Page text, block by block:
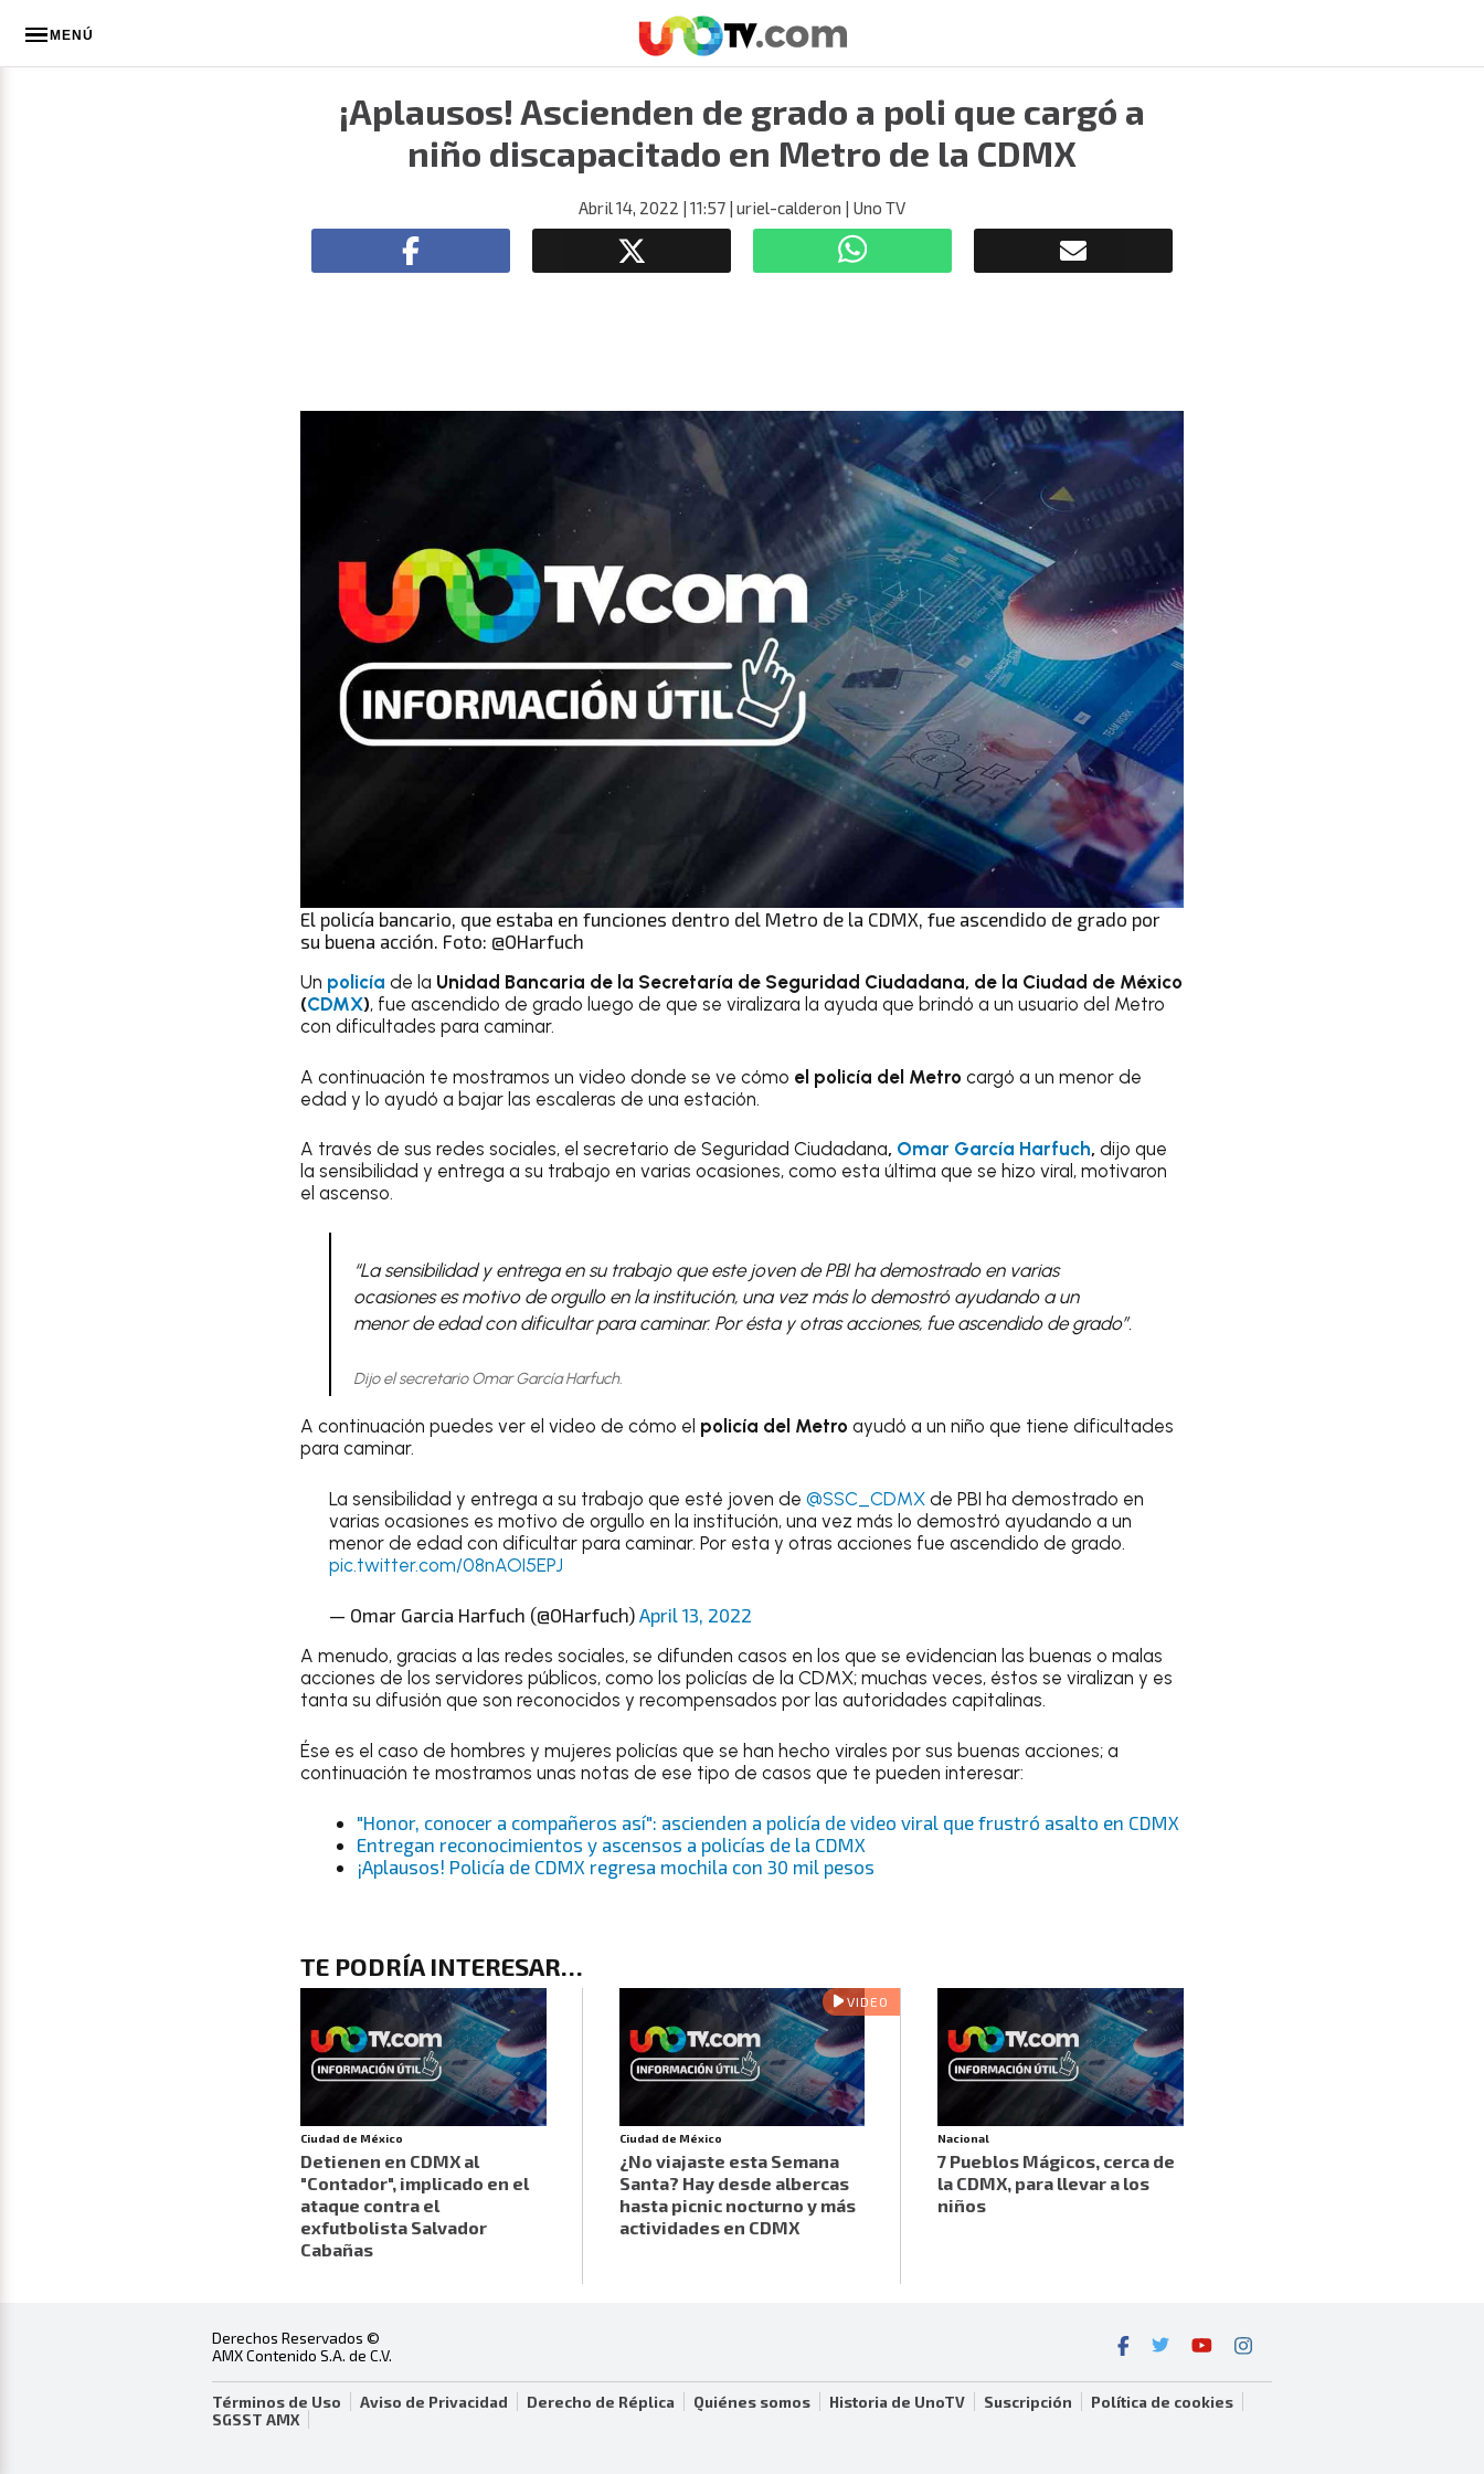
MENÚ
¡Aplausos! Ascienden de grado a poli que cargó a
niño discapacitado en Metro de la CDMX
Abril 14, 2022 | 11:57 | uriel-calderon | Uno TV
El policía bancario, que estaba en funciones dentro del Metro de la CDMX, fue ascendido de grado por
su buena acción. Foto: @OHarfuch
Un policía de la Unidad Bancaria de la Secretaría de Seguridad Ciudadana, de la Ciudad de México
(CDMX), fue ascendido de grado luego de que se viralizara la ayuda que brindó a un usuario del Metro
con dificultades para caminar.
A continuación te mostramos un video donde se ve cómo el policía del Metro cargó a un menor de
edad y lo ayudó a bajar las escaleras de una estación.
A través de sus redes sociales, el secretario de Seguridad Ciudadana, Omar García Harfuch, dijo que
la sensibilidad y entrega a su trabajo en varias ocasiones, como esta última que se hizo viral, motivaron
el ascenso.
“La sensibilidad y entrega en su trabajo que este joven de PBI ha demostrado en varias
ocasiones es motivo de orgullo en la institución, una vez más lo demostró ayudando a un
menor de edad con dificultar para caminar. Por ésta y otras acciones, fue ascendido de grado”.
Dijo el secretario Omar García Harfuch.
A continuación puedes ver el video de cómo el policía del Metro ayudó a un niño que tiene dificultades
para caminar.
La sensibilidad y entrega a su trabajo que esté joven de @SSC_CDMXde PBI ha demostrado en
varias ocasiones es motivo de orgullo en la institución, una vez más lo demostró ayudando a un
menor de edad con dificultar para caminar. Por esta y otras acciones fue ascendido de grado.
pic.twitter.com/08nAOI5EPJ
— Omar Garcia Harfuch (@OHarfuch) April 13, 2022
A menudo, gracias a las redes sociales, se difunden casos en los que se evidencian las buenas o malas
acciones de los servidores públicos, como los policías de la CDMX; muchas veces, éstos se viralizan y es
tanta su difusión que son reconocidos y recompensados por las autoridades capitalinas.
Ése es el caso de hombres y mujeres policías que se han hecho virales por sus buenas acciones; a
continuación te mostramos unas notas de ese tipo de casos que te pueden interesar:
"Honor, conocer a compañeros así": ascienden a policía de video viral que frustró asalto en CDMX
Entregan reconocimientos y ascensos a policías de la CDMX
¡Aplausos! Policía de CDMX regresa mochila con 30 mil pesos
TE PODRÍA INTERESAR…
Ciudad de México
Detienen en CDMX al
"Contador", implicado en el
ataque contra el
exfutbolista Salvador
Cabañas
VIDEO
Ciudad de México
¿No viajaste esta Semana
Santa? Hay desde albercas
hasta picnic nocturno y más
actividades en CDMX
Nacional
7 Pueblos Mágicos, cerca de
la CDMX, para llevar a los
niños
Derechos Reservados ©
AMX Contenido S.A. de C.V.
Términos de Uso Aviso de Privacidad Derecho de Réplica Quiénes somos Historia de UnoTV Suscripción
Política de cookies
SGSST AMX